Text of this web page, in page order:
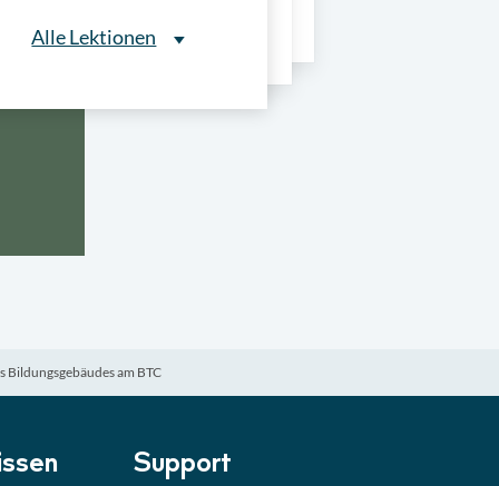
Alle Lektionen
Alle Lektionen
im Vergabeverfahren► 3:18 Min
von Angeboten Lektion
Bildungsgebäudes am BTC
Support